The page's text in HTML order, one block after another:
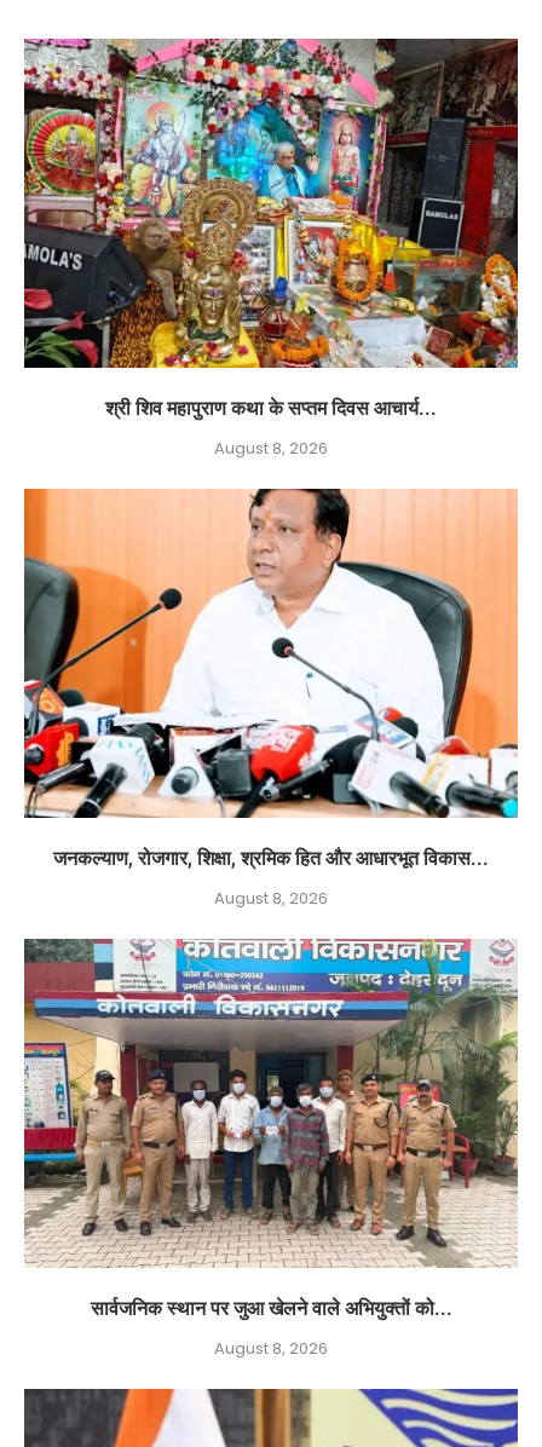
श्री शिव महापुराण कथा के सप्तम दिवस आचार्य...
August 8, 2026
जनकल्याण, रोजगार, शिक्षा, श्रमिक हित और आधारभूत विकास...
August 8, 2026
सार्वजनिक स्थान पर जुआ खेलने वाले अभियुक्तों को...
August 8, 2026